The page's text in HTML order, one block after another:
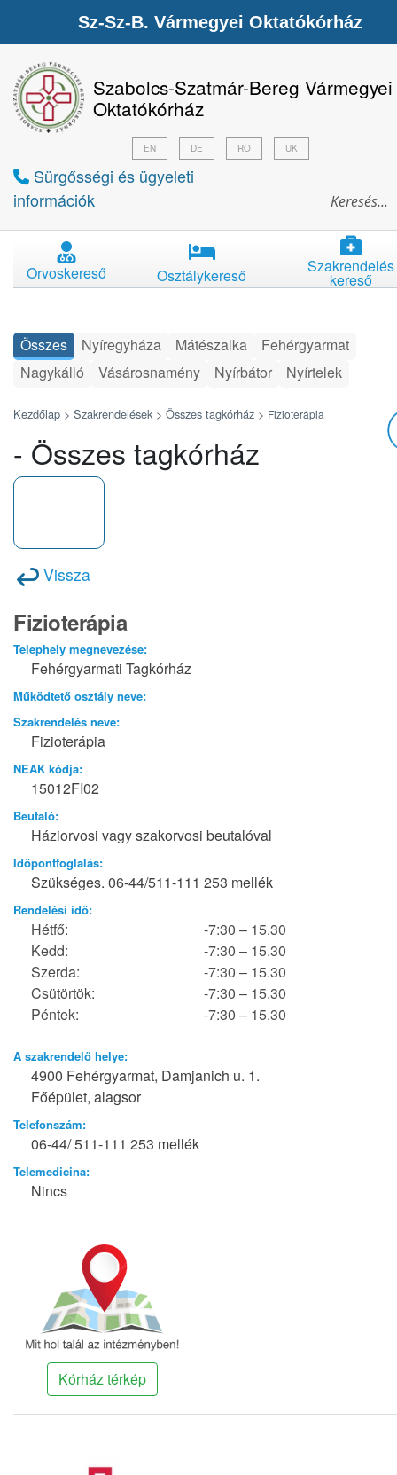
Szabolcs-Szatmár-Bereg Vármegyei
Oktatókórház
Sürgősségi és ügyeleti
információk
EN DE RO UK
Orvoskereső Osztálykereső Szakrendelés
kereső
Összes Nyíregyháza Mátészalka
Fehérgyarmat
Nagykálló
Vásárosnamény Nyírbátor Nyírtelek
Kezdőlap > Szakrendelések > Összes tagkórház > Fizioterápia
- Összes tagkórház
Vissza
Fizioterápia
Telephely megnevezése:
Fehérgyarmati Tagkórház
Működtető osztály neve:
Szakrendelés neve:
Fizioterápia
NEAK kódja:
15012FI02
Beutaló:
Háziorvosi vagy szakorvosi beutalóval
Időpontfoglalás:
Szükséges. 06-44/511-111 253 mellék
Rendelési idő:
Hétfő:
-7:30 – 15.30
Kedd:
-7:30 – 15.30
Szerda:
-7:30 – 15.30
Csütörtök:
-7:30 – 15.30
Péntek:
-7:30 – 15.30
A szakrendelő helye:
4900 Fehérgyarmat, Damjanich u. 1.
Főépület, alagsor
Telefonszám:
06-44/ 511-111 253 mellék
Telemedicina:
Nincs
Kórház térkép
Sz-Sz-B. Vármegyei Oktatókórház